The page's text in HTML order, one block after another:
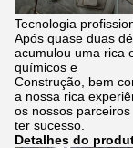
Tecnologia
Após quase duas
acumulou uma rica
químicos e
Construção, bem
a nossa rica
os nossos parceiros
ter sucesso.
Detalhes do